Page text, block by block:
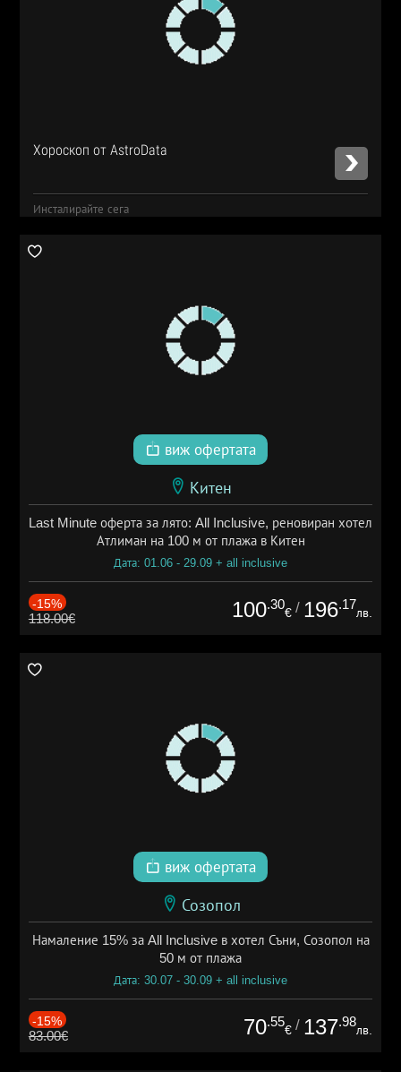
Хороскоп от AstroData
Инсталирайте сега
виж офертата
Китен
Last Minute оферта за лято: All Inclusive, реновиран хотел
Атлиман на 100 м от плажа в Китен
Дата: 01.06 - 29.09 + all inclusive
-15%
118.00€ 100.30
€ / 196.17
лв.
виж офертата
Созопол
Намаление 15% за All Inclusive в хотел Съни, Созопол на
50 м от плажа
Дата: 30.07 - 30.09 + all inclusive
-15%
83.00€ 70.55
€ / 137.98
лв.